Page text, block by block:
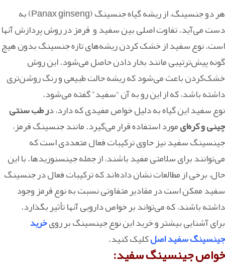
هر دو جنسینگ، از ریشه گیاه جنسینگ (Panax ginseng) به
دست می‌آید. تفاوت اصلی بین سفید و قرمز در روش پردازش آنها
است. نوع سفید از خشک کردن ریشه‌های تازه جنسینگ بدون هیچ
گونه پیش‌ترتیبی مانند بخار دادن حاصل می‌شود. این روش
خشک‌کردن باعث می‌شود که ریشه حالت طبیعی و رنگ روشن‌تری
داشته باشد، که از این رو به آن “سفید” گفته می‌شود.
نوع سفید این گیاه به دلیل خواص مفیدی که دارد، در طب سنتی
چینی و کره‌ایمورد استفاده قرار می‌گیرد. مانند جنسینگ قرمز،
جینسینگ سفید نیز حاوی ترکیبات فعال متعددی است که
می‌توانند برای سلامتی مفید باشند، از جمله جینسنوزیدها. با این
حال، برخی از مطالعات نشان داده‌اند که ترکیبات فعال در جنسینگ
سفید ممکن است در مقادیر متفاوتی نسبت به نوع قرمز وجود
داشته باشند، که می‌تواند بر خواص دارویی آنها تأثیر بگذارد.
برای آشنایی بیشتر و خرید این نوع جینسینگ بر رویخرید
جینسینگ سفید اصلکلیک کنید.
خواص جینسینگ سفید: